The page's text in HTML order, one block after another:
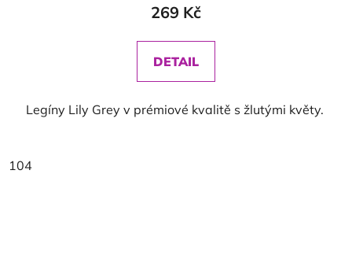
269 Kč
DETAIL
Legíny Lily Grey v prémiové kvalitě s žlutými květy.
104